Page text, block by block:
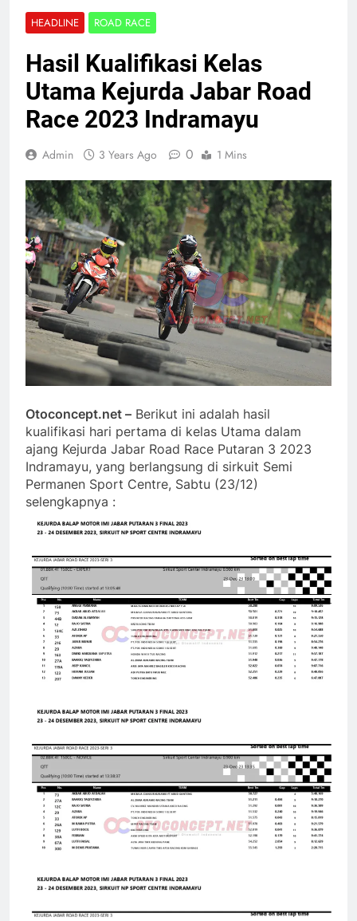
HEADLINE ROAD RACE
Hasil Kualifikasi Kelas
Utama Kejurda Jabar Road
Race 2023 Indramayu
Admin 3 Years Ago 0 1 Mins
­Otoconcept.net – Berikut ini adalah hasil
kualifikasi hari pertama di kelas Utama dalam
ajang Kejurda Jabar Road Race Putaran 3 2023
Indramayu, yang berlangsung di sirkuit Semi
Permanen Sport Centre, Sabtu (23/12)
selengkapnya :